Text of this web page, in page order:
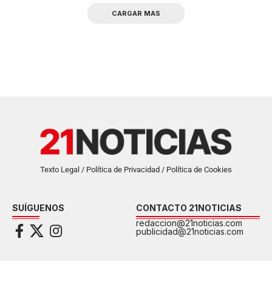
CARGAR MAS
Texto Legal / Política de Privacidad / Política de Cookies
SUÍGUENOS
CONTACTO 21NOTICIAS
redaccion@21noticias.com
publicidad@21noticias.com